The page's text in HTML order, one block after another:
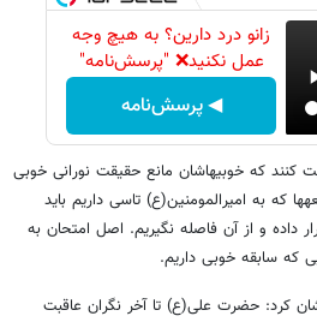
زانو درد دارین؟ به هیچ وجه
عمل نکنید❌ "پرسش‌نامه"
◀ پرسش‌نامه
کنند که خوبی​هاشان مانع حقیقت نورانی خوبی
که به امیرالمومنین(ع) تاسی داریم باید
داده و از آن فاصله نگیریم. اصل امتحان به
که سابقه خوبی داریم.
کرد: حضرت علی(ع) تا آخر نگران عاقبت